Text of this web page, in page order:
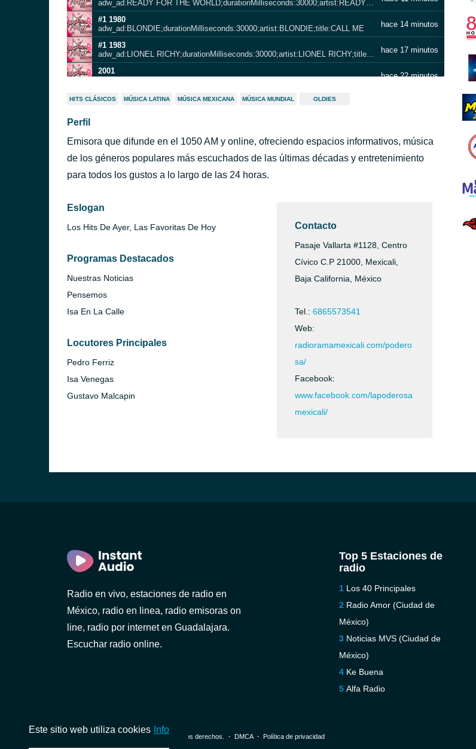
adw_ad:READY FOR THE WORLD;durationMilliseconds:30000;artist:READY FOR THE WORLD;title:OH SHEILA
#1 1980
adw_ad:BLONDIE;durationMilliseconds:30000;artist:BLONDIE;title:CALL ME
hace 14 minutos
#1 1983
adw_ad:LIONEL RICHY;durationMilliseconds:30000;artist:LIONEL RICHY;title:ALL NIGHT LONG
hace 17 minutos
2001
hace 22 minutos
1967
hace 37 minutos
#1 1966
HITS CLÁSICOS MÚSICA LATINA MÚSICA MEXICANA MÚSICA MUNDIAL OLDIES
Perfil
Emisora que difunde en el 1050 AM y online, ofreciendo espacios informativos, música
de los géneros populares más escuchados de las últimas décadas y entretenimiento
para todos los gustos a lo largo de las 24 horas.
Eslogan
Los Hits De Ayer, Las Favoritas De Hoy
Programas Destacados
Nuestras Noticias
Pensemos
Isa En La Calle
Locutores Principales
Pedro Ferriz
Isa Venegas
Gustavo Malcapin
Contacto
Pasaje Vallarta #1128, Centro
Cívico C.P 21000, Mexicali,
Baja California, México
Tel.: 6865573541
Web:
radioramamexicali.com/podero
sa/
Facebook:
www.facebook.com/lapoderosa
mexicali/
Radio en vivo, estaciones de radio en
México, radio en linea, radio emisoras on
line, radio por internet en Guadalajara.
Escuchar radio online.
Top 5 Estaciones de
radio
Los 40 Principales
Radio Amor (Ciudad de
México)
Noticias MVS (Ciudad de
México)
Ke Buena
Alfa Radio
© 2026 InstantAudio. Reservados todos los derechos. ・ DMCA・ Política de privacidad
Este sitio web utiliza cookies Info